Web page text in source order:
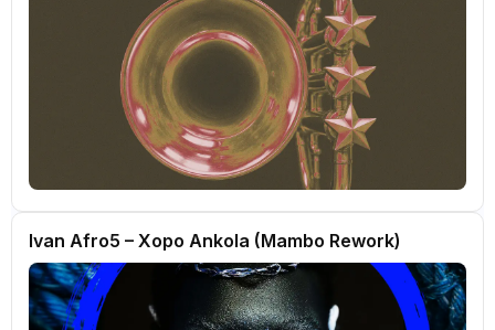
Ivan Afro5 – Xopo Ankola (Mambo Rework)